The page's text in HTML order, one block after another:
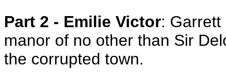
Part 2 - Emilie Victor:
manor of no other than Sir
the corrupted town.